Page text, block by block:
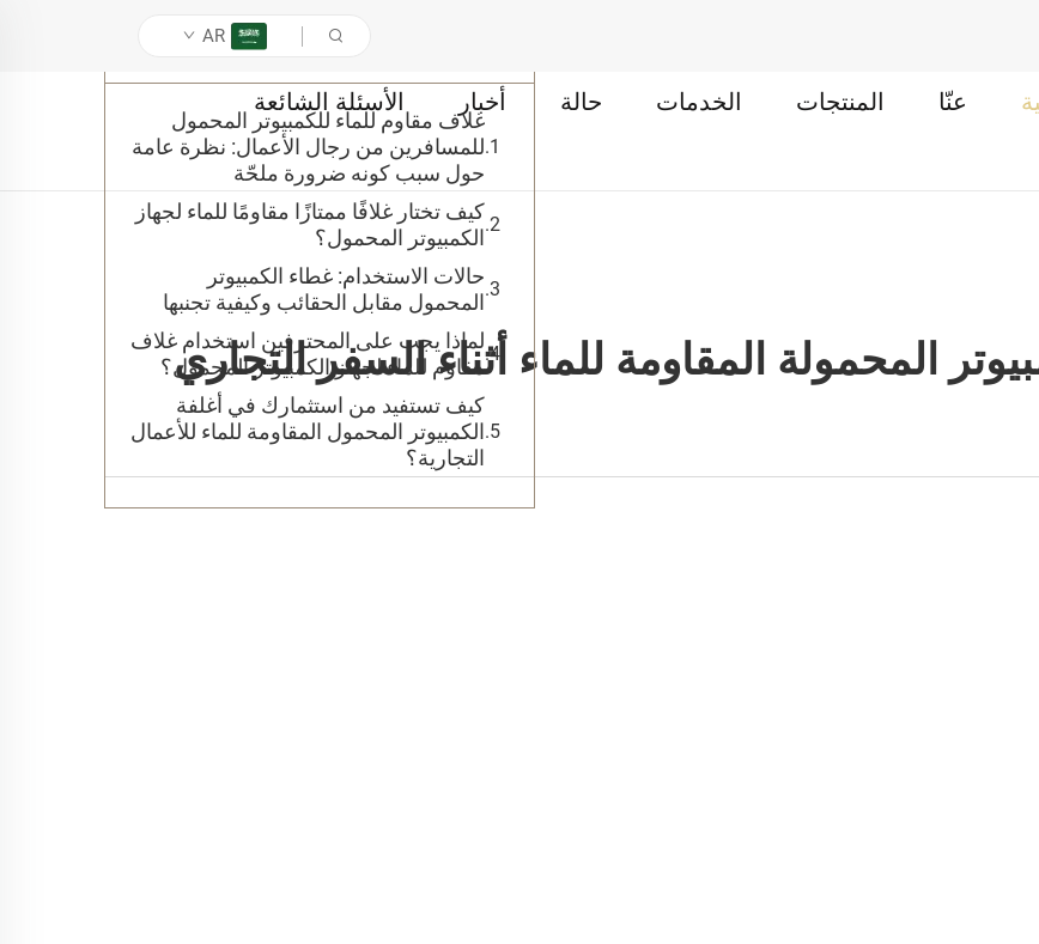
AR
عنّا المنتجات الخدمات حالة أخبار الأسئلة الشائعة
المحمولة المقاومة للماء أثناء السفر التجاري
غلاف مقاوم للماء للكمبيوتر المحمول
للمسافرين من رجال الأعمال: نظرة عامة
حول سبب كونه ضرورة ملحّة
كيف تختار غلافًا ممتازًا مقاومًا للماء لجهاز
الكمبيوتر المحمول؟
حالات الاستخدام: غطاء الكمبيوتر
المحمول مقابل الحقائب وكيفية تجنبها
لماذا يجب على المحترفين استخدام غلاف
مقاوم للماء لجهاز الكمبيوتر المحمول؟
كيف تستفيد من استثمارك في أغلفة
الكمبيوتر المحمول المقاومة للماء للأعمال
التجارية؟